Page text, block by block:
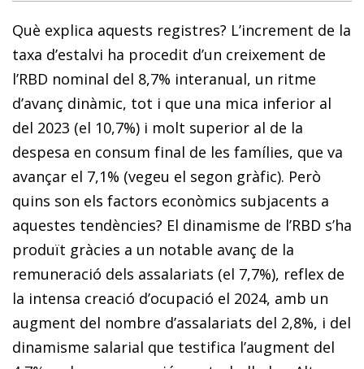
Què explica aquests registres? L’increment de la
taxa d’estalvi ha procedit d’un creixement de
l’RBD nominal del 8,7% interanual, un ritme
d’avanç dinàmic, tot i que una mica inferior al
del 2023 (el 10,7%) i molt superior al de la
despesa en consum final de les famílies, que va
avançar el 7,1% (vegeu el segon gràfic). Però
quins son els factors econòmics subjacents a
aquestes tendències? El dinamisme de l’RBD s’ha
produït gràcies a un notable avanç de la
remuneració dels assalariats (el 7,7%), reflex de
la intensa creació d’ocupació el 2024, amb un
augment del nombre d’assalariats del 2,8%, i del
dinamisme salarial que testifica l’augment del